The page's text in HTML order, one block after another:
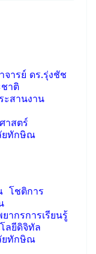
จารย์ ดร.รุ่งชัช
ชาติ
ะสานงาน
าสตร์
ยทักษิณ
โชติการ
ากรการเรียนรู้
ลยีดิจิทัล
ยทักษิณ